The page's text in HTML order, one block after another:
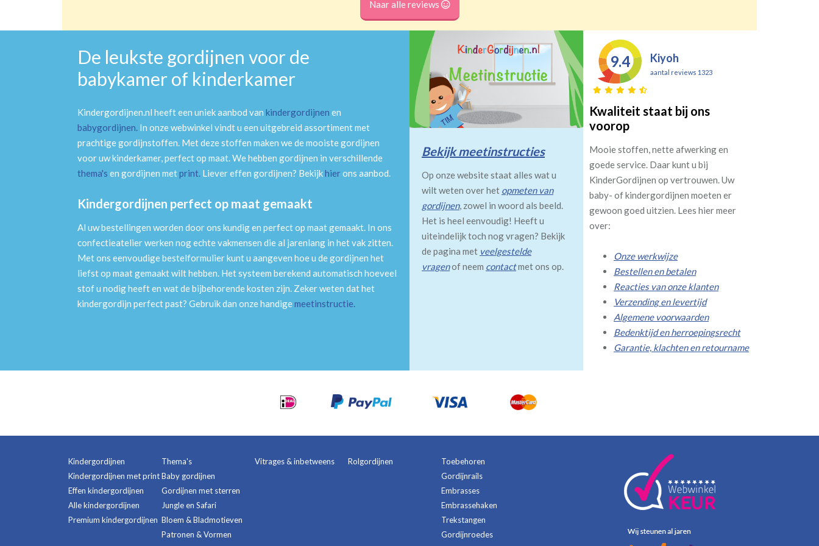
Naar alle reviews
De leukste gordijnen voor de
babykamer of kinderkamer
Kindergordijnen.nl heeft een uniek aanbod van kindergordijnen en
babygordijnen. In onze webwinkel vindt u een uitgebreid assortiment met
prachtige gordijnstoffen. Met deze stoffen maken we de mooiste gordijnen
voor uw kinderkamer, perfect op maat. We hebben gordijnen in verschillende
thema's en gordijnen metprint. Liever effen gordijnen? Bekijkhierons aanbod.
Kindergordijnen perfect op maat gemaakt
Al uw bestellingen worden door ons kundig en perfect op maat gemaakt. In ons
confectieatelier werken nog echte vakmensen die al jarenlang in het vak zitten.
Met ons eenvoudige bestelformulier kunt u aangeven hoe u de gordijnen het
liefst op maat gemaakt wilt hebben. Het systeem berekend automatisch hoeveel
stof u nodig heeft en wat de bijbehorende kosten zijn. Zeker weten dat het
kindergordijn perfect past? Gebruik dan onze handigemeetinstructie.
Bekijk meetinstructies
Op onze website staat alles wat u
wilt weten over het opmeten van
gordijnen, zowel in woord als beeld.
Het is heel eenvoudig! Heeft u
uiteindelijk toch nog vragen? Bekijk
de pagina met veelgestelde
vragenof neem contactmet ons op.
9.4 Kiyoh
aantal reviews 1323
Kwaliteit staat bij ons
voorop
Mooie stoffen, nette afwerking en
goede service. Daar kunt u bij
KinderGordijnen op vertrouwen. Uw
baby- of kindergordijnen moeten er
gewoon goed uitzien. Lees hier meer
over:
Onze werkwijze
Bestellen en betalen
Reacties van onze klanten
Verzending en levertijd
Algemene voorwaarden
Bedenktijd en herroepingsrecht
Garantie, klachten en retourname
Kindergordijnen
Kindergordijnen met print
Effen kindergordijnen
Alle kindergordijnen
Premium kindergordijnen
Thema's
Baby gordijnen
Gordijnen met sterren
Jungle en Safari
Bloem & Bladmotieven
Patronen & Vormen
Vitrages & inbetweens Rolgordijnen
Toebehoren
Gordijnrails
Embrasses
Embrassehaken
Trekstangen
Gordijnroedes